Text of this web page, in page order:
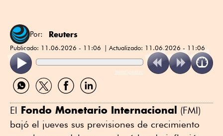
Por: Reuters
Publicado: 11.06.2026 - 11:06 Actualizado: 11.06.2026 - 11:06
ReadSpeaker
Compartir
por
Compartir
por
Compartir
por
Compartir
por
El Fondo Monetario Internacional (FMI)
bajó el jueves sus previsiones de crecimiento